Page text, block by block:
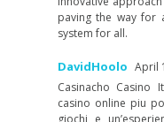
paving the way for
system for all.
DavidHoolo April
Casinacho Casino
casino online piu
giochi e